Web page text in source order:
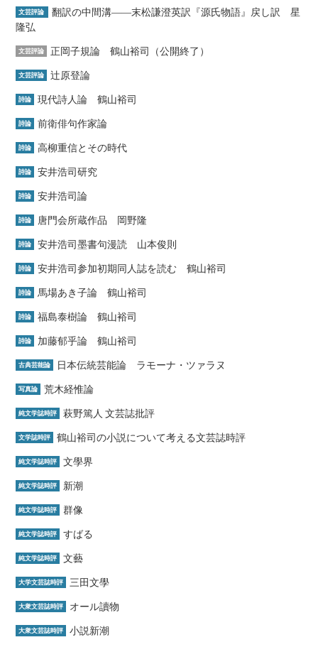
文芸評論
翻訳の中間溝――末松謙澄英訳『源氏物語』戻し訳 星
隆弘
文芸評論 正岡子規論 鶴山裕司（公開終了）
文芸評論 辻原登論
詩論 現代詩人論 鶴山裕司
詩論 前衛俳句作家論
詩論 高柳重信とその時代
詩論 安井浩司研究
詩論 安井浩司論
詩論 唐門会所蔵作品 岡野隆
詩論 安井浩司墨書句漫読 山本俊則
詩論 安井浩司参加初期同人誌を読む 鶴山裕司
詩論 馬場あき子論 鶴山裕司
詩論 福島泰樹論 鶴山裕司
詩論 加藤郁乎論 鶴山裕司
古典芸能論 日本伝統芸能論 ラモーナ・ツァラヌ
写真論 荒木経惟論
純文学誌時評 萩野篤人 文芸誌批評
文学誌時評 鶴山裕司の小説について考える文芸誌時評
純文学誌時評 文學界
純文学誌時評 新潮
純文学誌時評 群像
純文学誌時評 すばる
純文学誌時評 文藝
大学文芸誌時評 三田文學
大衆文芸誌時評 オール讀物
大衆文芸誌時評 小説新潮